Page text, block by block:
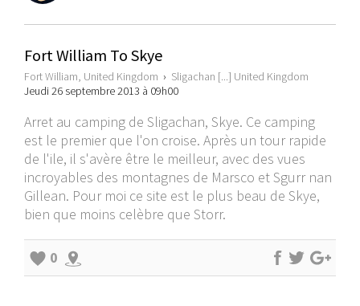
Fort William To Skye
Fort William, United Kingdom › Sligachan [...] United Kingdom
Jeudi 26 septembre 2013 à 09h00
Arret au camping de Sligachan, Skye. Ce camping
est le premier que l'on croise. Après un tour rapide
de l'ile, il s'avère être le meilleur, avec des vues
incroyables des montagnes de Marsco et Sgurr nan
Gillean. Pour moi ce site est le plus beau de Skye,
bien que moins celèbre que Storr.
0